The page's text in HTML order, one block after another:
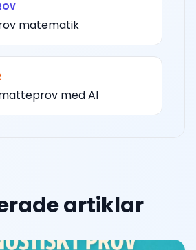
matematik
med AI
artiklar